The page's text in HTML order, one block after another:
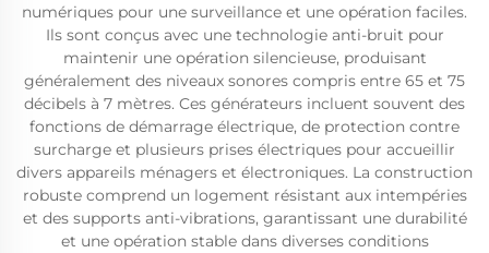
numériques pour une surveillance et une opération faciles.
Ils sont conçus avec une technologie anti-bruit pour
maintenir une opération silencieuse, produisant
généralement des niveaux sonores compris entre 65 et 75
décibels à 7 mètres. Ces générateurs incluent souvent des
fonctions de démarrage électrique, de protection contre
surcharge et plusieurs prises électriques pour accueillir
divers appareils ménagers et électroniques. La construction
robuste comprend un logement résistant aux intempéries
et des supports anti-vibrations, garantissant une durabilité
et une opération stable dans diverses conditions